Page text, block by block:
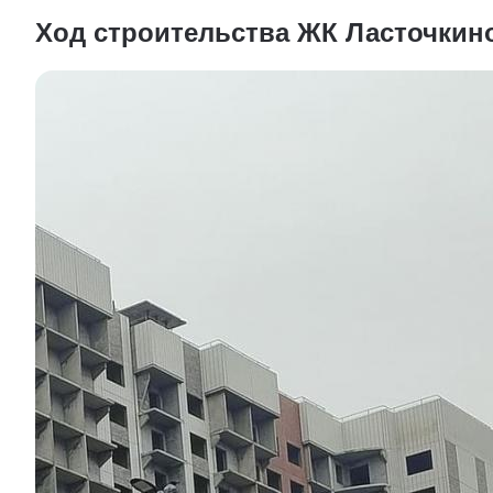
Ход строительства ЖК